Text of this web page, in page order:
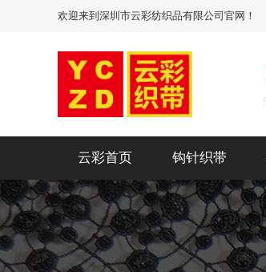
欢迎来到深圳市云彩纺织品有限公司官网！
云彩首页 钩针织带